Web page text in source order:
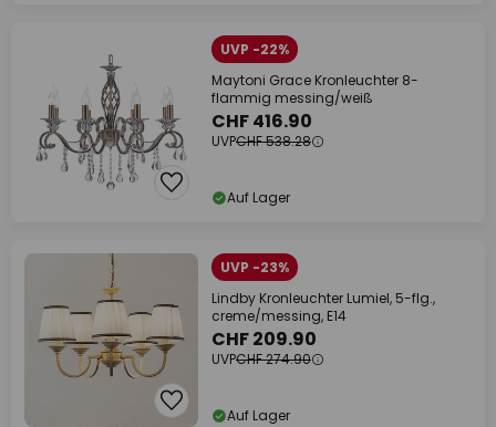
UVP -22%
Maytoni Grace Kronleuchter 8-
flammig messing/weiß
CHF 416.90
UVPCHF 538.28
Auf Lager
UVP -23%
Lindby Kronleuchter Lumiel, 5-flg.,
creme/messing, E14
CHF 209.90
UVPCHF 274.90
Auf Lager